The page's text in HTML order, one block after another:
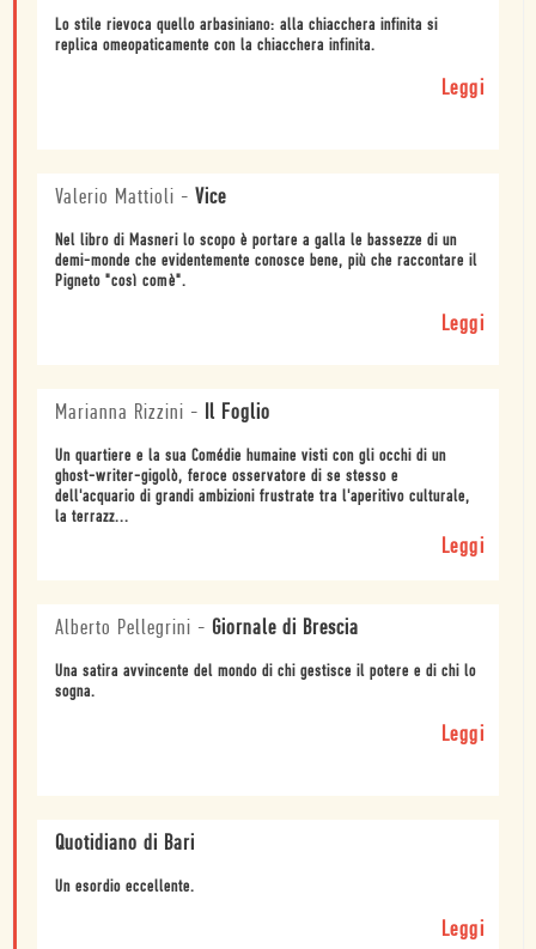
Lo stile rievoca quello arbasiniano: alla chiacchera infinita si
replica omeopaticamente con la chiacchera infinita.
Leggi
Valerio Mattioli - Vice
Nel libro di Masneri lo scopo è portare a galla le bassezze di un
demi-monde che evidentemente conosce bene, più che raccontare il
Pigneto "così comè".
Leggi
Marianna Rizzini - Il Foglio
Un quartiere e la sua Comédie humaine visti con gli occhi di un
ghost-writer-gigolò, feroce osservatore di se stesso e
dell'acquario di grandi ambizioni frustrate tra l'aperitivo culturale,
la terrazz...
Leggi
Alberto Pellegrini - Giornale di Brescia
Una satira avvincente del mondo di chi gestisce il potere e di chi lo
sogna.
Leggi
Quotidiano di Bari
Un esordio eccellente.
Leggi